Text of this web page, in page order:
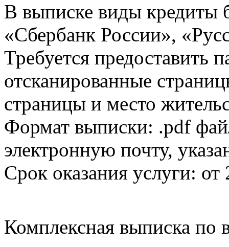
В выписке виды кредиты
«Сбербанк России»,
Требуется предоставить
отсканированные
страницы и место
Формат выписки: .pdf
электронную почту,
Срок оказания услуги: от
Комплексная выписка